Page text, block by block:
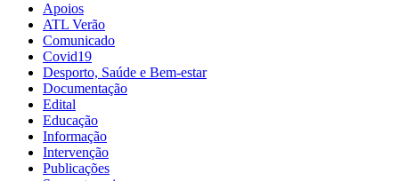
Apoios
ATL Verão
Comunicado
Covid19
Desporto, Saúde e Bem-estar
Documentação
Edital
Educação
Informação
Intervenção
Publicações